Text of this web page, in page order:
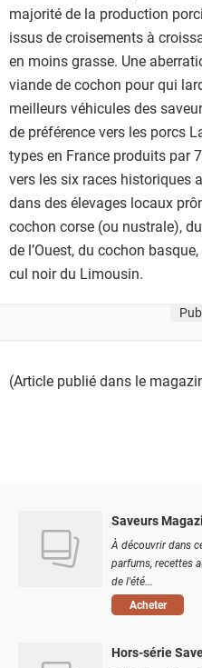
majorité de la production
issus de croisements à
en moins grasse. Une
viande de cochon pour qui
meilleurs véhicules des
de préférence vers les porcs
types en France produits par
vers les six races historiques
dans des élevages locaux
cochon corse (ou nustrale),
de l’Ouest, du cochon
cul noir du Limousin.
(Article publié dans le
Saveurs
À découvrir dans
parfums, recettes
de l'été...
Acheter
Hors-série